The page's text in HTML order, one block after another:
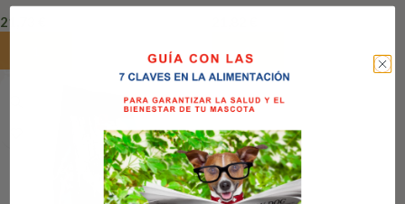
21,73
Añadir Al Carrito